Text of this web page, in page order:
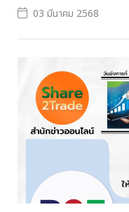
03 มีนาคม 2568